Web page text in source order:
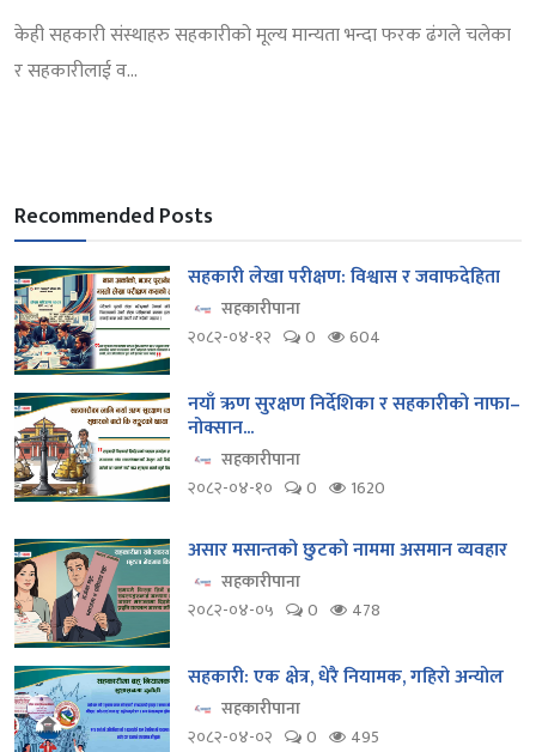
केही सहकारी संस्थाहरु सहकारीको मूल्य मान्यता भन्दा फरक ढंगले चलेका
र सहकारीलाई व...
Recommended Posts
सहकारी लेखा परीक्षण: विश्वास र जवाफदेहिता
सहकारीपाना
२०८२-०४-१२
0 604
नयाँ ऋण सुरक्षण निर्देशिका र सहकारीको नाफा–
नोक्सान...
सहकारीपाना
२०८२-०४-१०
0 1620
असार मसान्तको छुटको नाममा असमान व्यवहार
सहकारीपाना
२०८२-०४-०५
0 478
सहकारी: एक क्षेत्र, धेरै नियामक, गहिरो अन्योल
सहकारीपाना
२०८२-०४-०२
0 495